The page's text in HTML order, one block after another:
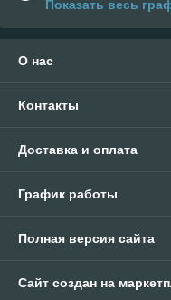
Показать весь
О нас
Контакты
Доставка и оплата
График работы
Полная версия сайта
Сайт создан на